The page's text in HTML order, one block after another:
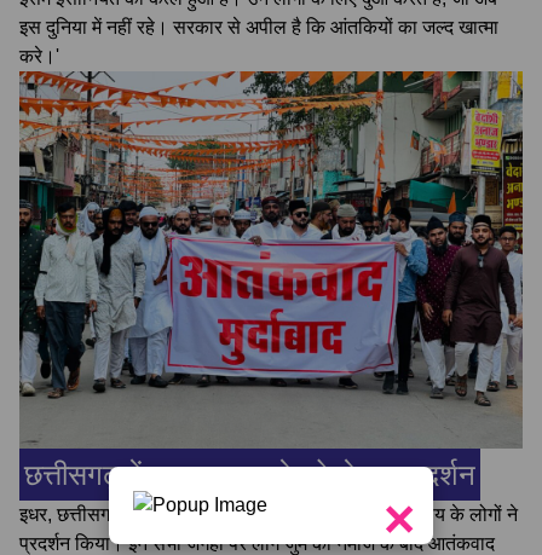
×
इस दुनिया में नहीं रहे। सरकार से अपील है कि आंतकियों का जल्द खात्मा
करे।'
छत्तीसगढ़ में पहलगाम हमले को लेकर प्रदर्शन
इधर, छत्तीसगढ़ के दुर्ग रायपुर और गरियाबंद में भी मुस्लिम समुदाय के लोगों ने
प्रदर्शन किया। इन सभी जगहों पर लोग जुमे की नमाज के बाद आतंकवाद